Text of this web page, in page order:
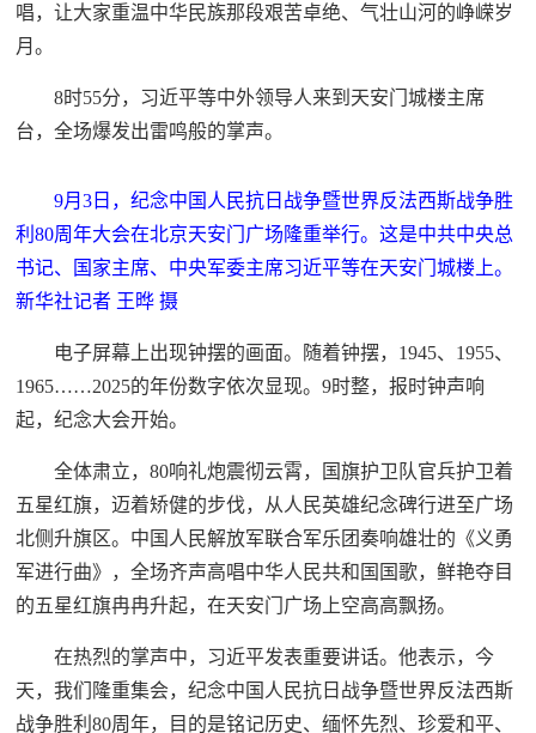
唱，让大家重温中华民族那段艰苦卓绝、气壮山河的峥嵘岁
月。
8时55分，习近平等中外领导人来到天安门城楼主席
台，全场爆发出雷鸣般的掌声。
9月3日，纪念中国人民抗日战争暨世界反法西斯战争胜
利80周年大会在北京天安门广场隆重举行。这是中共中央总
书记、国家主席、中央军委主席习近平等在天安门城楼上。
新华社记者 王晔 摄
电子屏幕上出现钟摆的画面。随着钟摆，1945、1955、
1965……2025的年份数字依次显现。9时整，报时钟声响
起，纪念大会开始。
全体肃立，80响礼炮震彻云霄，国旗护卫队官兵护卫着
五星红旗，迈着矫健的步伐，从人民英雄纪念碑行进至广场
北侧升旗区。中国人民解放军联合军乐团奏响雄壮的《义勇
军进行曲》，全场齐声高唱中华人民共和国国歌，鲜艳夺目
的五星红旗冉冉升起，在天安门广场上空高高飘扬。
在热烈的掌声中，习近平发表重要讲话。他表示，今
天，我们隆重集会，纪念中国人民抗日战争暨世界反法西斯
战争胜利80周年，目的是铭记历史、缅怀先烈、珍爱和平、